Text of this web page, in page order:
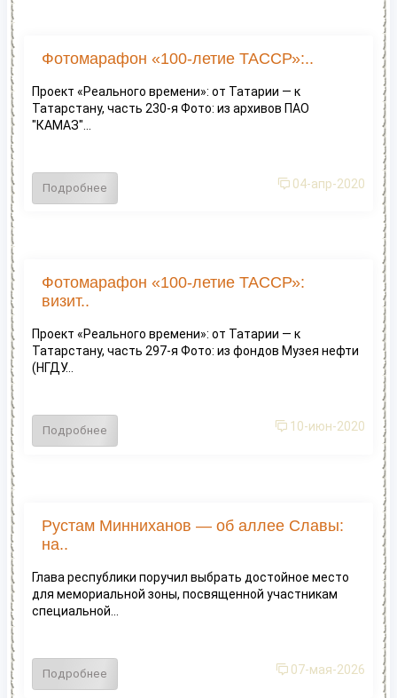
Фотомарафон «100-летие ТАССР»:..
Проект «Реального времени»: от Татарии — к
Татарстану, часть 230-я Фото: из архивов ПАО
"КАМАЗ"...
Подробнее 04-апр-2020
Фотомарафон «100-летие ТАССР»:
визит..
Проект «Реального времени»: от Татарии — к
Татарстану, часть 297-я Фото: из фондов Музея нефти
(НГДУ...
Подробнее 10-июн-2020
Рустам Минниханов — об аллее Славы:
на..
Глава республики поручил выбрать достойное место
для мемориальной зоны, посвященной участникам
специальной...
Подробнее 07-мая-2026